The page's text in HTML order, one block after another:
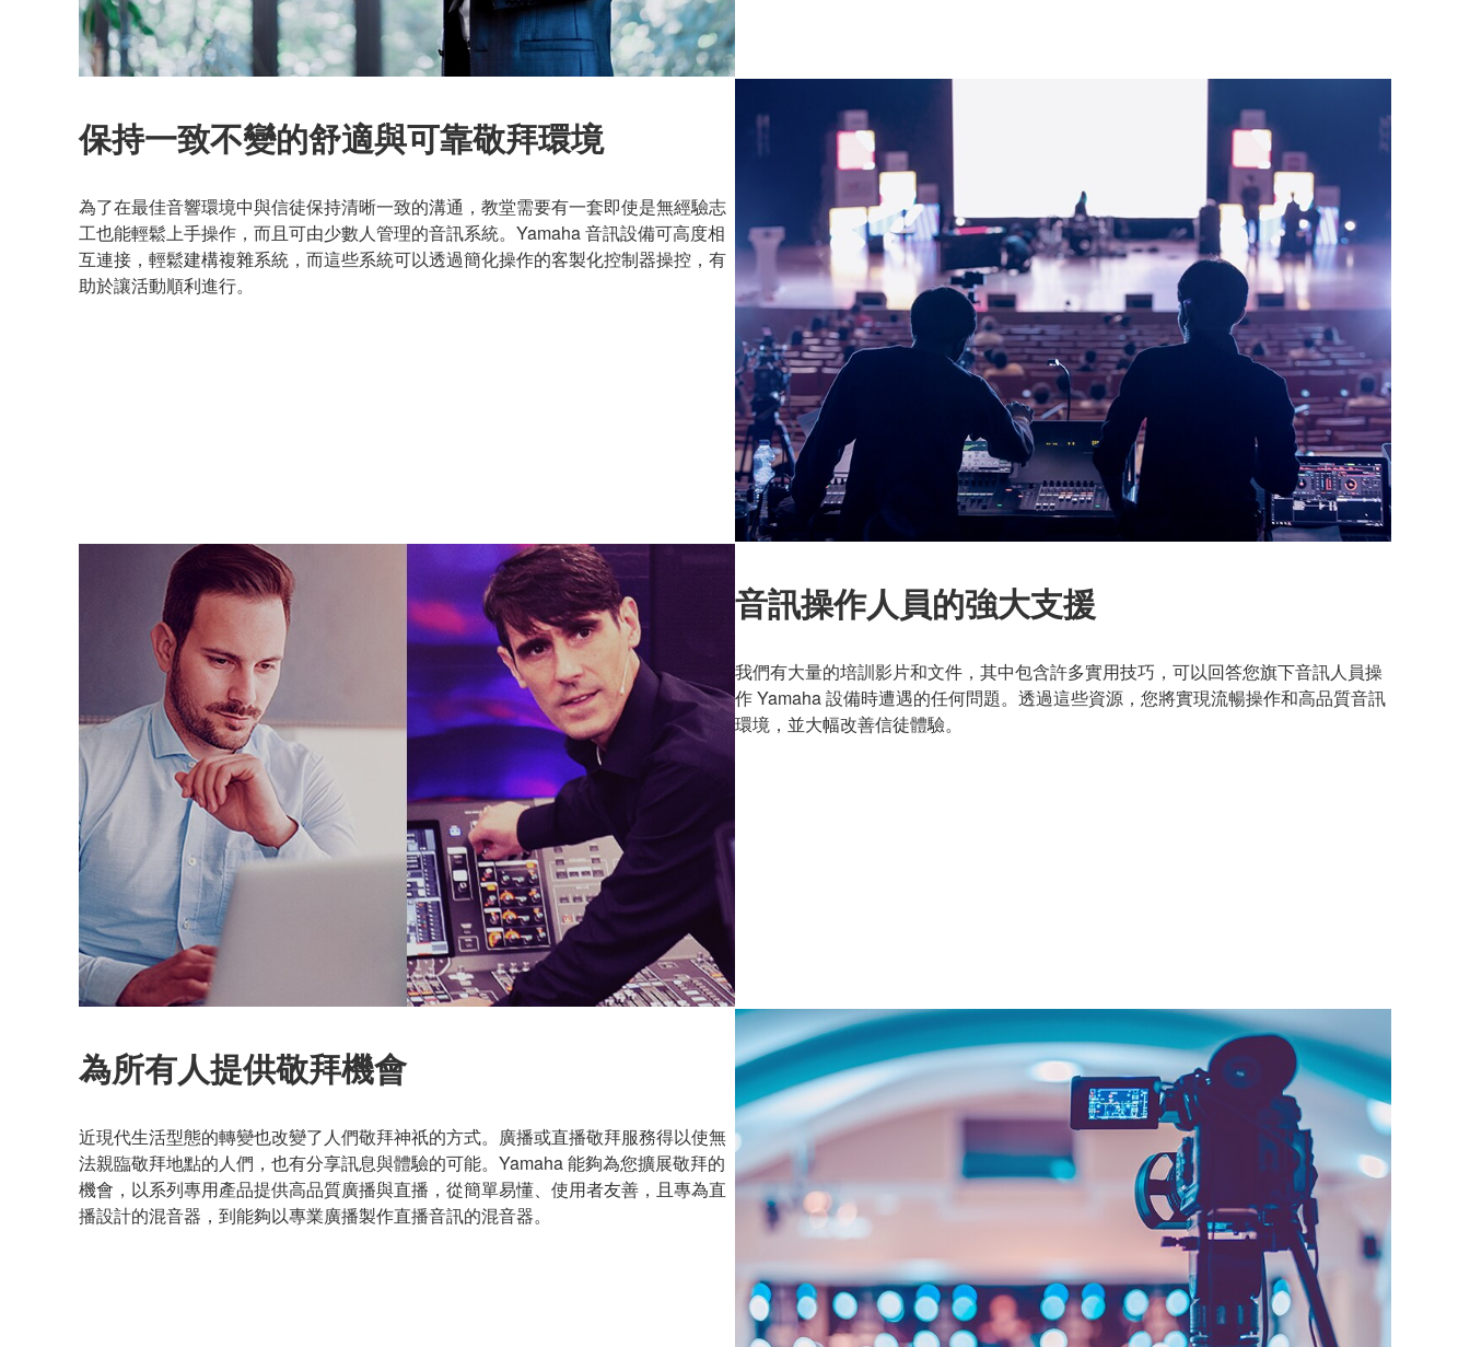
保持一致不變的舒適與可靠敬拜環境
為了在最佳音響環境中與信徒保持清晰一致的溝通，教堂需要有一套即使是無經驗志
工也能輕鬆上手操作，而且可由少數人管理的音訊系統。Yamaha 音訊設備可高度相
互連接，輕鬆建構複雜系統，而這些系統可以透過簡化操作的客製化控制器操控，有
助於讓活動順利進行。
音訊操作人員的強大支援
我們有大量的培訓影片和文件，其中包含許多實用技巧，可以回答您旗下音訊人員操
作 Yamaha 設備時遭遇的任何問題。透過這些資源，您將實現流暢操作和高品質音訊
環境，並大幅改善信徒體驗。
為所有人提供敬拜機會
近現代生活型態的轉變也改變了人們敬拜神祇的方式。廣播或直播敬拜服務得以使無
法親臨敬拜地點的人們，也有分享訊息與體驗的可能。Yamaha 能夠為您擴展敬拜的
機會，以系列專用產品提供高品質廣播與直播，從簡單易懂、使用者友善，且專為直
播設計的混音器，到能夠以專業廣播製作直播音訊的混音器。